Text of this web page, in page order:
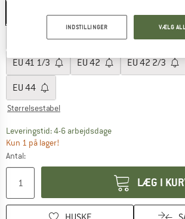
EU36 2/3 EU 37 1/3
38 2/3 EU39 1/3 EU40
EU 41 1/3 EU 42 EU 42 2/3
EU 44
Størrelsestabel
Leveringstid: 4-6 arbejdsdageLinket åbnes i en
Kun 1 på lager!
Antal:
LÆG I
INDSTILLINGER VÆLG